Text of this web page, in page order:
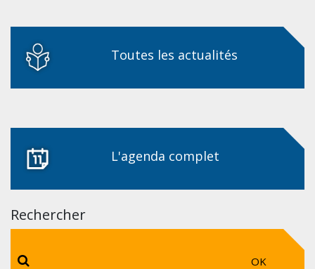
Toutes les actualités
L'agenda complet
Rechercher
OK